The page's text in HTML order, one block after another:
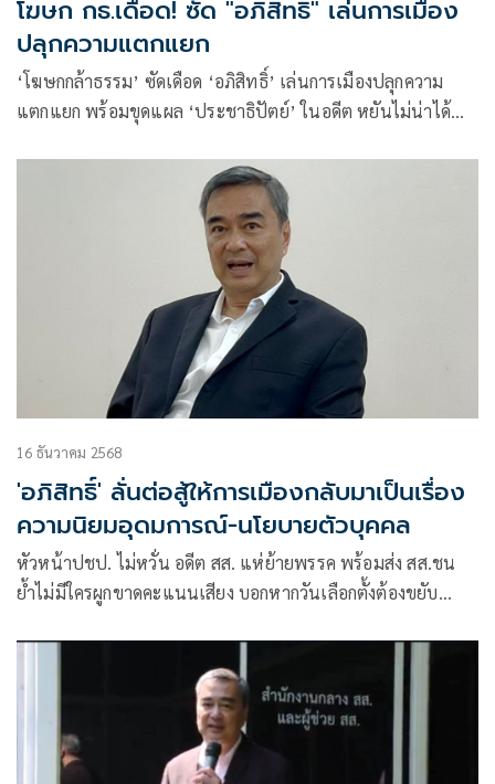
โฆษก กธ.เดือด! ซัด "อภิสิทธิ์" เล่นการเมือง
ปลุกความแตกแยก
‘โฆษกกล้าธรรม’ ซัดเดือด ‘อภิสิทธิ์’ เล่นการเมืองปลุกความ
แตกแยก พร้อมขุดแผล ‘ประชาธิปัตย์’ ในอดีต หยันไม่น่าได้
16 ธันวาคม 2568
'อภิสิทธิ์' ลั่นต่อสู้ให้การเมืองกลับมาเป็นเรื่อง
ความนิยมอุดมการณ์-นโยบายตัวบุคคล
หัวหน้าปชป. ไม่หวั่น อดีต สส. แห่ย้ายพรรค พร้อมส่ง สส.ชน
ย้ำไม่มีใครผูกขาดคะแนนเสียง บอกหากวันเลือกตั้งต้องขยับ